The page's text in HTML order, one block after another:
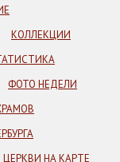
КОЛЛЕКЦИИ
ФОТО НЕДЕЛИ
НА КАРТЕ